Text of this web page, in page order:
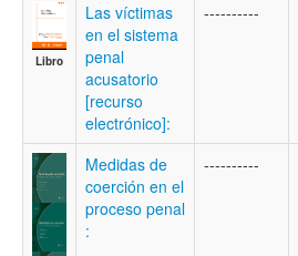
Libro
Las víctimas
en el sistema
penal
acusatorio
[recurso
electrónico]:
----------
Medidas de
coerción en el
proceso penal
:
----------